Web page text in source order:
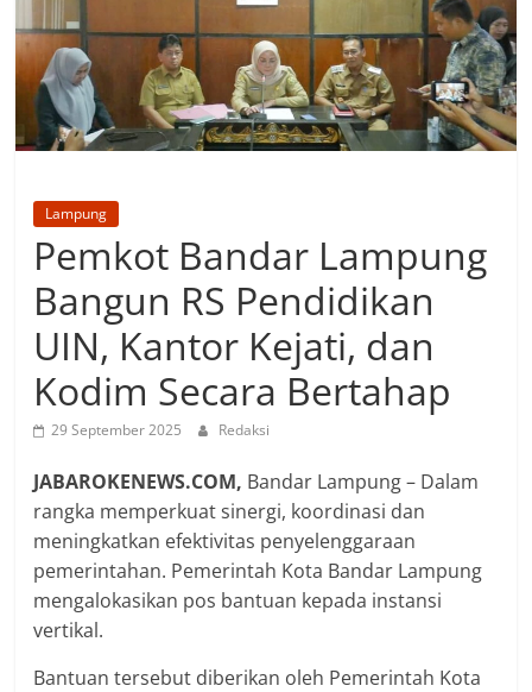
Lampung
Pemkot Bandar Lampung
Bangun RS Pendidikan
UIN, Kantor Kejati, dan
Kodim Secara Bertahap
29 September 2025 Redaksi
JABAROKENEWS.COM, Bandar Lampung – Dalam
rangka memperkuat sinergi, koordinasi dan
meningkatkan efektivitas penyelenggaraan
pemerintahan. Pemerintah Kota Bandar Lampung
mengalokasikan pos bantuan kepada instansi
vertikal.
Bantuan tersebut diberikan oleh Pemerintah Kota